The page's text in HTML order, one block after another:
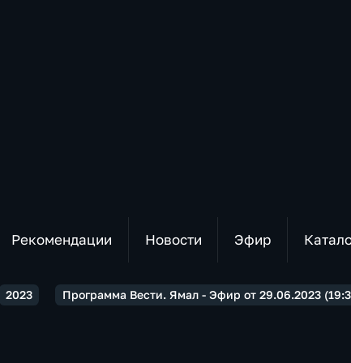
Рекомендации Новости Эфир
2023 Программа Вести. Ямал - Эфир от 29.06.2023